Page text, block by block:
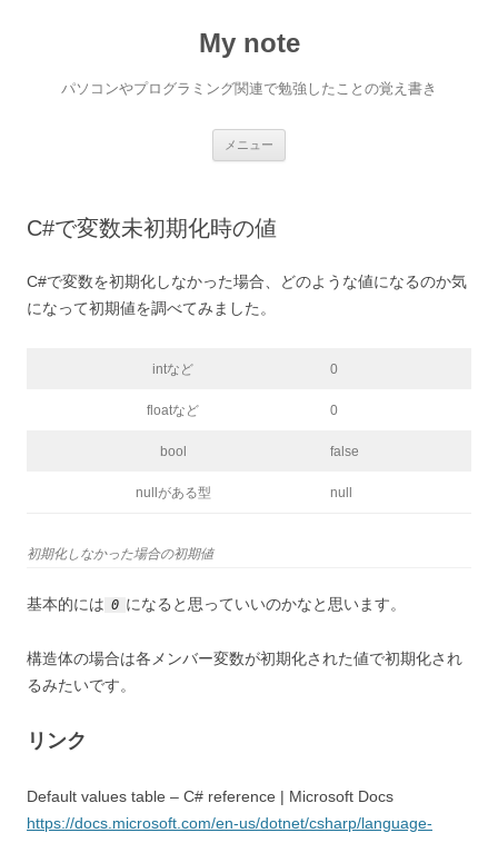
My note
パソコンやプログラミング関連で勉強したことの覚え書き
メニュー
プ
C#で変数未初期化時の値
C#で変数を初期化しなかった場合、どのような値になるのか気
になって初期値を調べてみました。
intなど 0
floatなど 0
bool false
nullがある型 null
初期化しなかった場合の初期値
基本的には 0 になると思っていいのかなと思います。
構造体の場合は各メンバー変数が初期化された値で初期化され
るみたいです。
リンク
Default values table – C# reference | Microsoft Docs
https://docs.microsoft.com/en-us/dotnet/csharp/language-